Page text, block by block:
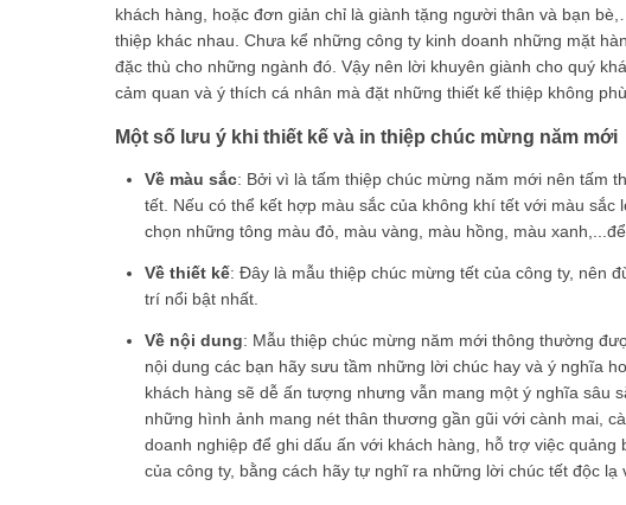
khách hàng, hoặc đơn giản chỉ là giành tặng người thân và bạn
thiệp khác nhau. Chưa kể những công ty kinh doanh những mặt
đặc thù cho những ngành đó. Vậy nên lời khuyên giành cho quý
cảm quan và ý thích cá nhân mà đặt những thiết kế thiệp không
Một số lưu ý khi thiết kế và in thiệp chúc mừng năm mới
Về màu sắc: Bởi vì là tấm thiệp chúc mừng năm mới nên tấm
tết. Nếu có thể kết hợp màu sắc của không khí tết với màu
chọn những tông màu đỏ, màu vàng, màu hồng, màu
Về thiết kế: Đây là mẫu thiệp chúc mừng tết của công ty, nên
trí nổi bật nhất.
Về nội dung: Mẫu thiệp chúc mừng năm mới thông thường
nội dung các bạn hãy sưu tầm những lời chúc hay và ý nghĩa
khách hàng sẽ dễ ấn tượng nhưng vẫn mang một ý nghĩa sâu
những hình ảnh mang nét thân thương gần gũi với cành mai,
doanh nghiệp để ghi dấu ấn với khách hàng, hỗ trợ việc quảng
của công ty, bằng cách hãy tự nghĩ ra những lời chúc tết độc